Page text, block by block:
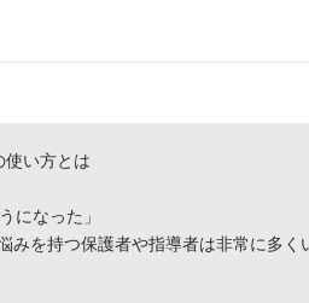
い方とは
になった」
を持つ保護者や指導者は非常に多く